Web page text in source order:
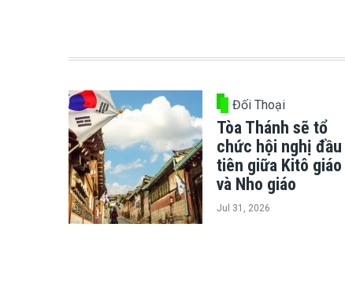
Đối Thoại
Tòa Thánh sẽ tổ
chức hội nghị đầu
tiên giữa Kitô giáo
và Nho giáo
Jul 31, 2026